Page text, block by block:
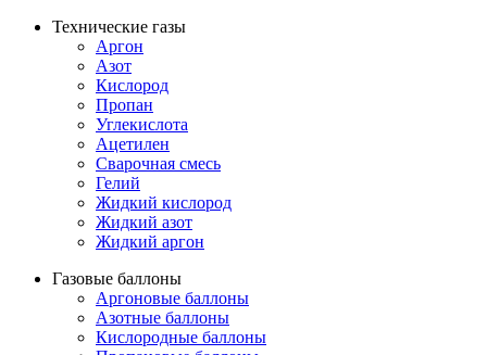
Технические газы
Аргон
Азот
Кислород
Пропан
Углекислота
Ацетилен
Сварочная смесь
Гелий
Жидкий кислород
Жидкий азот
Жидкий аргон
Газовые баллоны
Аргоновые баллоны
Азотные баллоны
Кислородные баллоны